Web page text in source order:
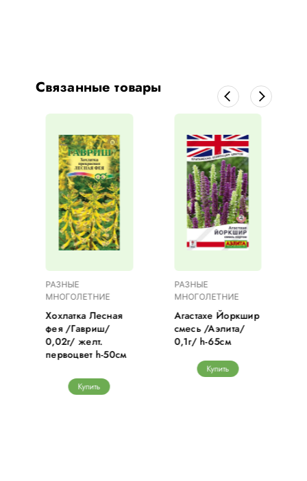
Связанные товары
РАЗНЫЕ
МНОГОЛЕТНИЕ
Хохлатка Лесная
фея /Гавриш/
0,02г/ желт.
первоцвет h-50cм
Купить
РАЗНЫЕ
МНОГОЛЕТНИЕ
Агастахе Йоркшир
смесь /Аэлита/
0,1г/ h-65см
Купить